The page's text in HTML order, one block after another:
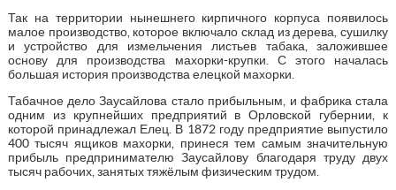
Так на территории нынешнего кирпичного корпуса появилось
малое производство, которое включало склад из дерева, сушилку
и устройство для измельчения листьев табака, заложившее
основу для производства махорки-крупки. С этого началась
большая история производства елецкой махорки.
Табачное дело Заусайлова стало прибыльным, и фабрика стала
одним из крупнейших предприятий в Орловской губернии, к
которой принадлежал Елец. В 1872 году предприятие выпустило
400 тысяч ящиков махорки, принеся тем самым значительную
прибыль предпринимателю Заусайлову благодаря труду двух
тысяч рабочих, занятых тяжёлым физическим трудом.